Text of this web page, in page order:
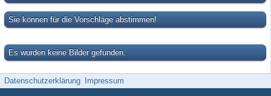
Sie können für die Vorschläge abstimmen!
Es wurden keine Bilder gefunden.
Datenschutzerklärung Impressum